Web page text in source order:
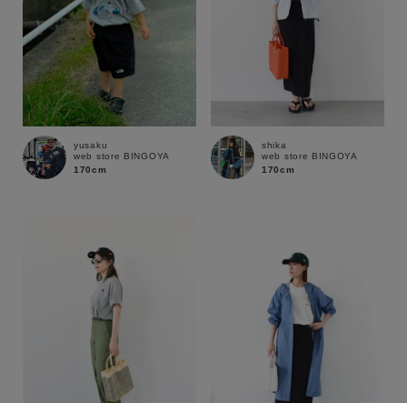
yusaku
web store BINGOYA
170cm
shika
web store BINGOYA
170cm